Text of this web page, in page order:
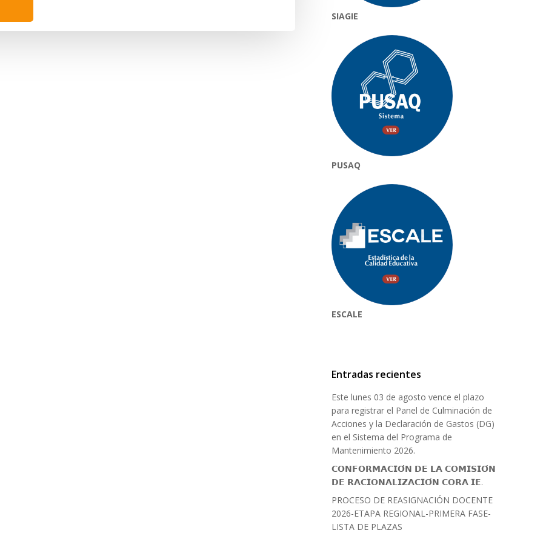
SIAGIE
PUSAQ
ESCALE
Entradas recientes
Este lunes 03 de agosto vence el plazo
para registrar el Panel de Culminación de
Acciones y la Declaración de Gastos (DG)
en el Sistema del Programa de
Mantenimiento 2026.
𝗖𝗢𝗡𝗙𝗢𝗥𝗠𝗔𝗖𝗜𝗢́𝗡 𝗗𝗘 𝗟𝗔 𝗖𝗢𝗠𝗜𝗦𝗜𝗢́𝗡
𝗗𝗘 𝗥𝗔𝗖𝗜𝗢𝗡𝗔𝗟𝗜𝗭𝗔𝗖𝗜𝗢́𝗡 𝗖𝗢𝗥𝗔 𝗜𝗘.
PROCESO DE REASIGNACIÓN DOCENTE
2026-ETAPA REGIONAL-PRIMERA FASE-
LISTA DE PLAZAS